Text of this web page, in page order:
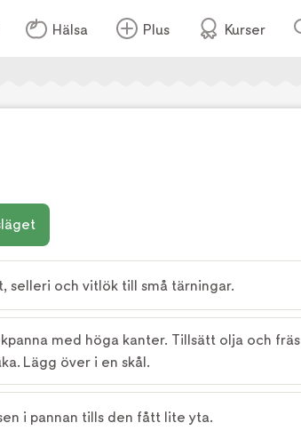
Hälsa Plus Kurser
selleri och vitlök till små tärningar.
med höga kanter. Tillsätt olja och fräs
Lägg över i en skål.
i pannan tills den fått lite yta.